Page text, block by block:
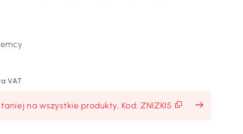
VAT
na wszystkie produkty, Kod: ZNIZKI5